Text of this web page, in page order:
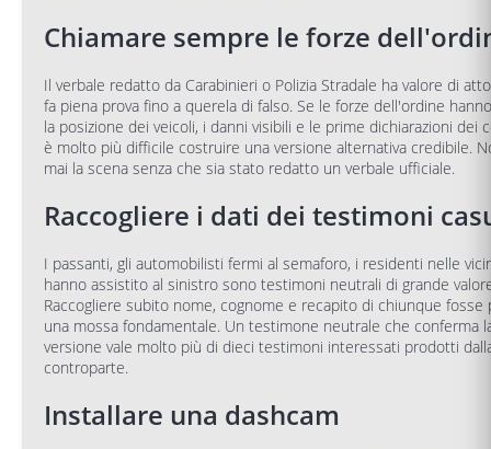
Chiamare sempre le forze
Il verbale redatto da Carabinieri o Polizia Stradale ha valore di
fa piena prova fino a querela di falso. Se le forze dell'ordine
la posizione dei veicoli, i danni visibili e le prime dichiarazioni dei
è molto più difficile costruire una versione alternativa credibile.
mai la scena senza che sia stato redatto un verbale ufficiale.
Raccogliere i dati dei testimoni
I passanti, gli automobilisti fermi al semaforo, i residenti nelle
hanno assistito al sinistro sono testimoni neutrali di grande
Raccogliere subito nome, cognome e recapito di chiunque fosse
una mossa fondamentale. Un testimone neutrale che conferma
versione vale molto più di dieci testimoni interessati prodotti
controparte.
Installare una dashcam